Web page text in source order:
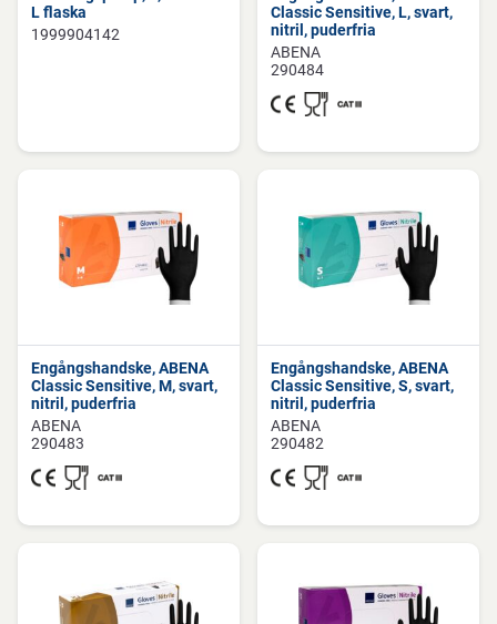
L flaska
1999904142
Classic Sensitive, L, svart,
nitril, puderfria
ABENA
290484
Engångshandske, ABENA
Classic Sensitive, M, svart,
nitril, puderfria
ABENA
290483
Engångshandske, ABENA
Classic Sensitive, S, svart,
nitril, puderfria
ABENA
290482